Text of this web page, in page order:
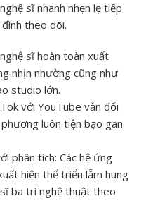
sĩ nhanh nhẹn lẹ tiếp
theo dõi.
sĩ hoàn toàn xuất
nhịn nhường cũng như
studio lớn.
với YouTube vẫn đổi
luôn tiện bạo gan
phân tích: Các hệ ứng
hiện thể triển lẵm hung
ba trí nghệ thuật theo